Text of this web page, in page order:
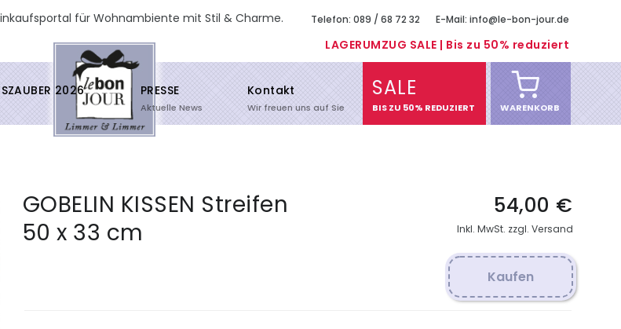
für Wohnambiente mit Stil & Charme. Telefon: 089 / 68 72 32 E-Mail: info@le-bon-jour.de
LAGERUMZUG SALE | Bis zu 50% reduziert
2026 PRESSE
Aktuelle News
Kontakt
Wir freuen uns auf Sie
SALE
BIS ZU 50% REDUZIERT WARENKORB
GOBELIN KISSEN Streifen
50 x 33 cm
54,00 €
Inkl. MwSt. zzgl. Versand
Kaufen